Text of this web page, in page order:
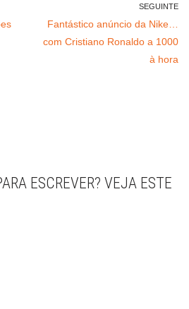
SEGUINTE
Fantástico anúncio da Nike…
com Cristiano Ronaldo a 1000
à hora
ESCREVER? VEJA ESTE